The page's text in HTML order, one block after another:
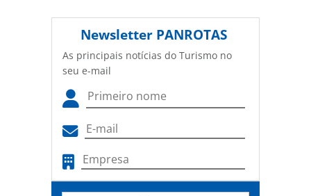
Newsletter PANROTAS
As principais notícias do Turismo no
seu e-mail